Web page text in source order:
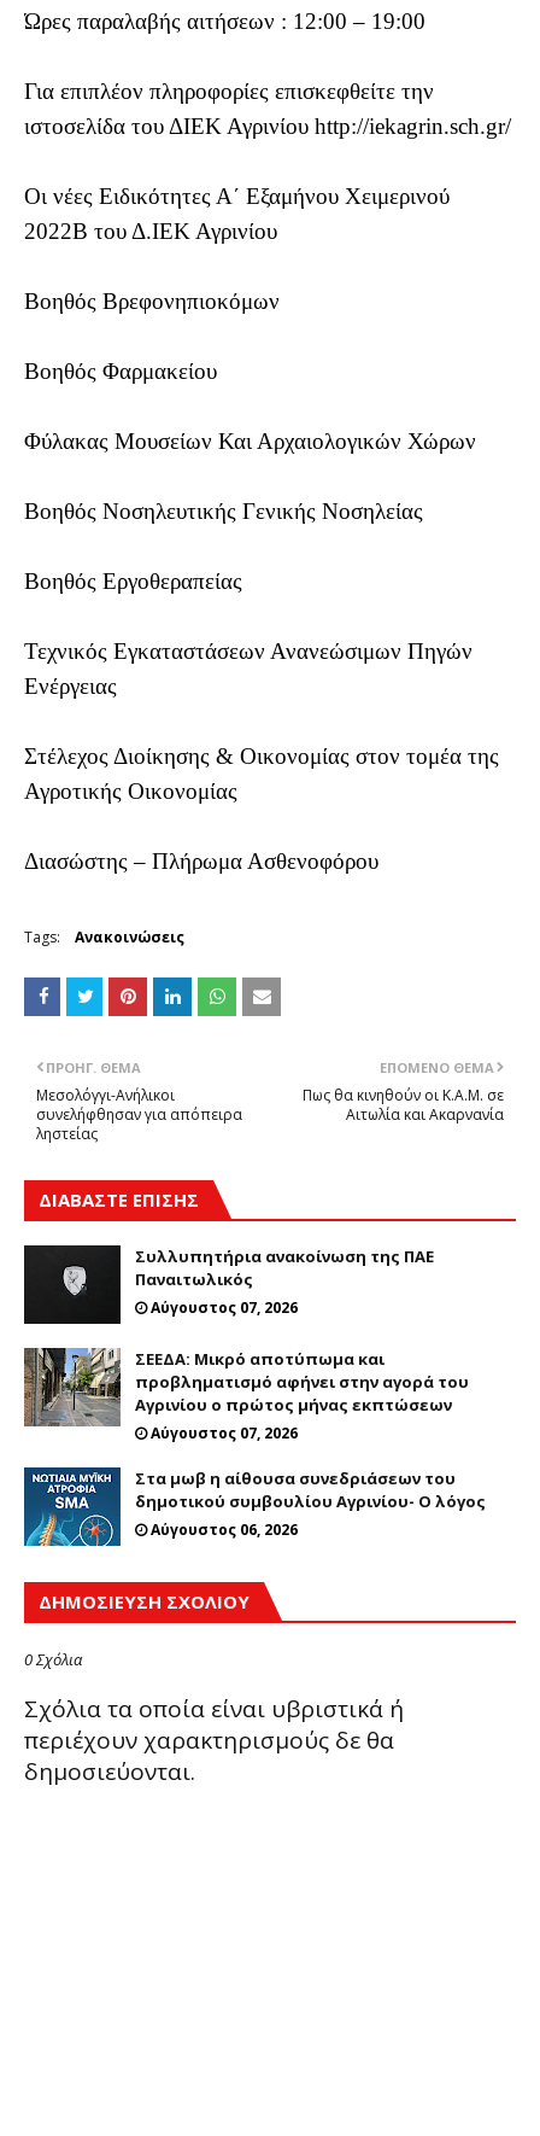
Ώρες παραλαβής αιτήσεων : 12:00 – 19:00
Για επιπλέον πληροφορίες επισκεφθείτε την
ιστοσελίδα του ΔΙΕΚ Αγρινίου http://iekagrin.sch.gr/
Οι νέες Ειδικότητες Α΄ Εξαμήνου Χειμερινού
2022Β του Δ.ΙΕΚ Αγρινίου
Βοηθός Βρεφονηπιοκόμων
Βοηθός Φαρμακείου
Φύλακας Μουσείων Και Αρχαιολογικών Χώρων
Βοηθός Νοσηλευτικής Γενικής Νοσηλείας
Βοηθός Εργοθεραπείας
Τεχνικός Εγκαταστάσεων Ανανεώσιμων Πηγών
Ενέργειας
Στέλεχος Διοίκησης & Οικονομίας στον τομέα της
Αγροτικής Οικονομίας
Διασώστης – Πλήρωμα Ασθενοφόρου
Tags: Ανακοινώσεις
ΕΠΌΜΕΝΟ ΘΈΜΑ
Πως θα κινηθούν οι Κ.Α.Μ. σε
Αιτωλία και Ακαρνανία
ΠΡΟΗΓ. ΘΈΜΑ
Μεσολόγγι-Ανήλικοι
συνελήφθησαν για απόπειρα
ληστείας
ΔΙΑΒΑΣΤΕ ΕΠΙΣΗΣ
Συλλυπητήρια ανακοίνωση της ΠΑΕ
Παναιτωλικός
Αύγουστος 07, 2026
ΣΕΕΔΑ: Μικρό αποτύπωμα και
προβληματισμό αφήνει στην αγορά του
Αγρινίου ο πρώτος μήνας εκπτώσεων
Αύγουστος 07, 2026
Στα μωβ η αίθουσα συνεδριάσεων του
δημοτικού συμβουλίου Αγρινίου- Ο λόγος
Αύγουστος 06, 2026
ΔΗΜΟΣΊΕΥΣΗ ΣΧΟΛΊΟΥ
0 Σχόλια
Σχόλια τα οποία είναι υβριστικά ή
περιέχουν χαρακτηρισμούς δε θα
δημοσιεύονται.